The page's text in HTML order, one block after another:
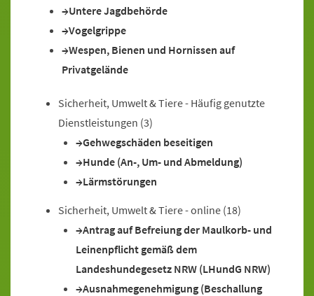
Untere Jagdbehörde
Vogelgrippe
Wespen, Bienen und Hornissen auf
Privatgelände
Sicherheit, Umwelt & Tiere - Häufig genutzte
Dienstleistungen (3)
Gehwegschäden beseitigen
Hunde (An-, Um- und Abmeldung)
Lärmstörungen
Sicherheit, Umwelt & Tiere - online (18)
Antrag auf Befreiung der Maulkorb- und
Leinenpflicht gemäß dem
Landeshundegesetz NRW (LHundG NRW)
Ausnahmegenehmigung (Beschallung